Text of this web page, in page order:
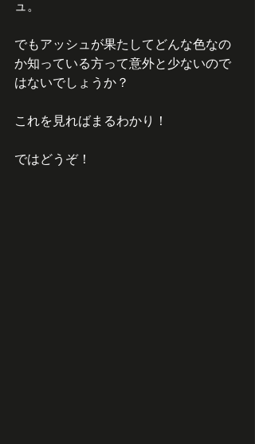
ュ。
でもアッシュが果たしてどんな色なの
か知っている方って意外と少ないので
はないでしょうか？
これを見ればまるわかり！
ではどうぞ！